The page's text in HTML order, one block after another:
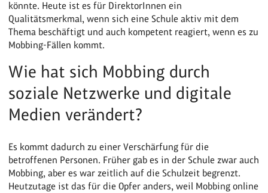
könnte. Heute ist es für DirektorInnen ein
Qualitätsmerkmal, wenn sich eine Schule aktiv mit dem
Thema beschäftigt und auch kompetent reagiert, wenn es zu
Mobbing-Fällen kommt.
Wie hat sich Mobbing durch
soziale Netzwerke und digitale
Medien verändert?
Es kommt dadurch zu einer Verschärfung für die
betroffenen Personen. Früher gab es in der Schule zwar auch
Mobbing, aber es war zeitlich auf die Schulzeit begrenzt.
Heutzutage ist das für die Opfer anders, weil Mobbing online